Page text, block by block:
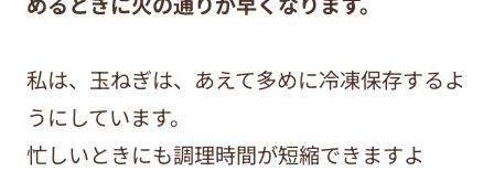
私は、玉ねぎは、あえて多めに冷凍保存するよ
うにしています。
忙しいときにも調理時間が短縮できますよ